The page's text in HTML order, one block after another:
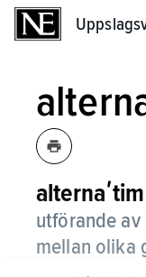
alternaʹtim
utförande
mellan olika